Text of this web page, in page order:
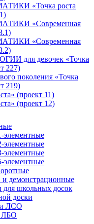
«Точка роста
«Современная
«Современная
для девочек «Точка
227)
поколения «Точка
219)
(проект 11)
(проект 12)
элементные
элементные
элементные
элементные
демонстрационные
школьных досок
доски
ЛСО
ЛБО